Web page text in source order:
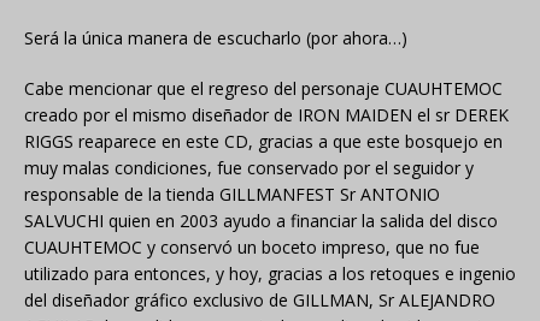
Será la única manera de escucharlo (por ahora…)
Cabe mencionar que el regreso del personaje CUAUHTEMOC
creado por el mismo diseñador de IRON MAIDEN el sr DEREK
RIGGS reaparece en este CD, gracias a que este bosquejo en
muy malas condiciones, fue conservado por el seguidor y
responsable de la tienda GILLMANFEST Sr ANTONIO
SALVUCHI quien en 2003 ayudo a financiar la salida del disco
CUAUHTEMOC y conservó un boceto impreso, que no fue
utilizado para entonces, y hoy, gracias a los retoques e ingenio
del diseñador gráfico exclusivo de GILLMAN, Sr ALEJANDRO